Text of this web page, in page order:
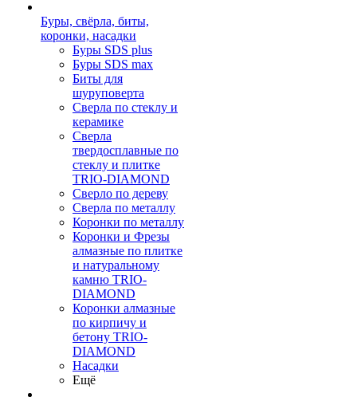
Буры, свёрла, биты,
коронки, насадки
Буры SDS plus
Буры SDS max
Биты для
шуруповерта
Сверла по стеклу и
керамике
Сверла
твердосплавные по
стеклу и плитке
TRIO-DIAMOND
Сверло по дереву
Сверла по металлу
Коронки по металлу
Коронки и Фрезы
алмазные по плитке
и натуральному
камню TRIO-
DIAMOND
Коронки алмазные
по кирпичу и
бетону TRIO-
DIAMOND
Насадки
Ещё